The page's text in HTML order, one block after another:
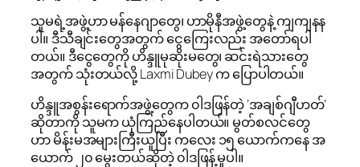
သူမရဲ့အဖွဲ့ဟာ မန်နေဂျာတွေ၊ ဟာမိုနီအဖွဲ့တွေနဲ့ ကျကျနန
ပါ။ ဒီသီချင်းတွေအတွက် ငွေကြေးလည်း အတော်ရပါ
တယ်။ ဒီငွေတွေကို ဟိန္ဒူမုဆိုးမတွေ၊ ဆင်းရဲသားတွေ
အတွက် သုံးတယ်လို့ Laxmi Dubey က ပြောပါတယ်။
ဟိန္ဒူအစွန်းရောက်အဖွဲ့တွေက ၀ါဒဖြန်တဲ့ ‘အချစ်ဂျီဟတ်’
ဆိုတာကို သူမက ယုံကြည်နေပါတယ်။ မွတ်စလင်တွေ
ဟာ မိန်းမအများကြီးယူပြီး ကလေး ၁၅ ယောက်ကနေ အ
ယောက် ၂၀ မွေးတယ်ဆိုတဲ့ ၀ါဒဖြန့်မှုပါ။